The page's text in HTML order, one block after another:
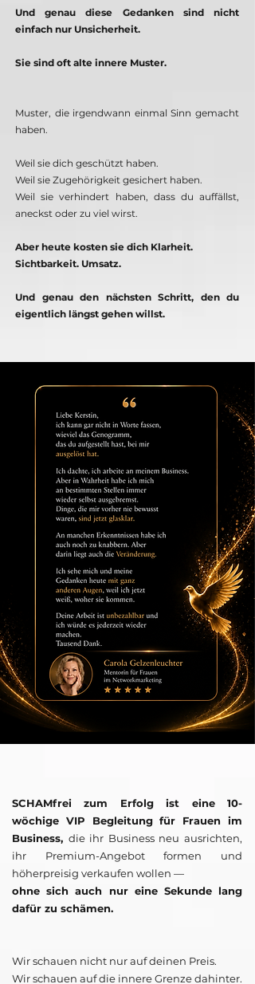
Und genau diese Gedanken sind nicht
einfach nur Unsicherheit.
Sie sind oft alte innere Muster.
Muster, die irgendwann einmal Sinn gemacht
haben.
Weil sie dich geschützt haben.
Weil sie Zugehörigkeit gesichert haben.
Weil sie verhindert haben, dass du auffällst,
aneckst oder zu viel wirst.
Aber heute kosten sie dich Klarheit.
Sichtbarkeit. Umsatz.
Und genau den nächsten Schritt, den du
eigentlich längst gehen willst.
SCHAMfrei zum Erfolg ist eine 10-
wöchige VIP Begleitung für Frauen im
Business, die ihr Business neu ausrichten,
ihr Premium-Angebot formen und
höherpreisig verkaufen wollen —
ohne sich auch nur eine Sekunde lang
dafür zu schämen.
Wir schauen nicht nur auf deinen Preis.
Wir schauen auf die innere Grenze dahinter.